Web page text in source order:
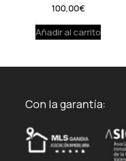
100,00€
Añadir al carrito
Con la garantía: